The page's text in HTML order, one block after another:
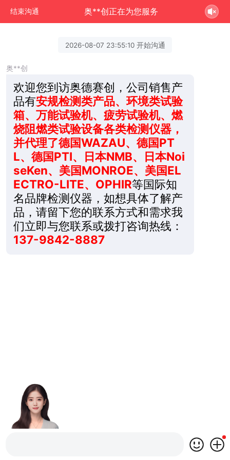
结束沟通 奥**创正在为您服务
2026-08-07 23:55:10 开始沟通
奥**创
欢迎您到访奥德赛创，公司销售产
品有安规检测类产品、环境类试验
箱、万能试验机、疲劳试验机、燃
烧阻燃类试验设备各类检测仪器，
并代理了德国WAZAU、德国PT
L、德国PTI、日本NMB、日本Noi
seKen、美国MONROE、美国EL
ECTRO-LITE、OPHIR等国际知
名品牌检测仪器，如想具体了解产
品，请留下您的联系方式和需求我
们立即与您联系或拨打咨询热线：
137-9842-8887